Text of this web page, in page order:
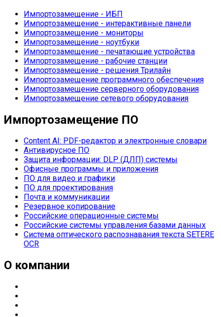
Импортозамещение - ИБП
Импортозамещение - интерактивные панели
Импортозамещение - мониторы
Импортозамещение - ноутбуки
Импортозамещение - печатающие устройства
Импортозамещение - рабочие станции
Импортозамещение - решения Трилайн
Импортозамещение программного обеспечения
Импортозамещение серверного оборудования
Импортозамещение сетевого оборудования
Импортозамещение ПО
Content AI: PDF-редактор и электронные словари
Антивирусное ПО
Защита информации: DLP (ДЛП) системы
Офисные программы и приложения
ПО для видео и графики
ПО для проектирования
Почта и коммуникации
Резервное копирование
Российские операционные системы
Российские системы управления базами данных
Система оптического распознавания текста SETERE
OCR
О компании